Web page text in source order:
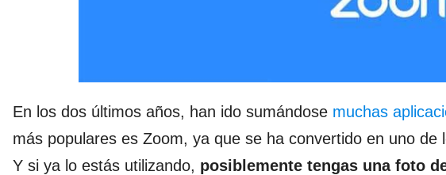
En los dos últimos años, han ido sumándose muchas
más populares es Zoom, ya que se ha convertido en uno
Y si ya lo estás utilizando, posiblemente tengas una foto